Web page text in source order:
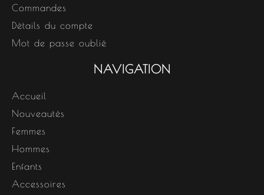
Commandes
Détails du compte
Mot de passe oublié
NAVIGATION
Accueil
Nouveautés
Femmes
Hommes
Enfants
Accessoires